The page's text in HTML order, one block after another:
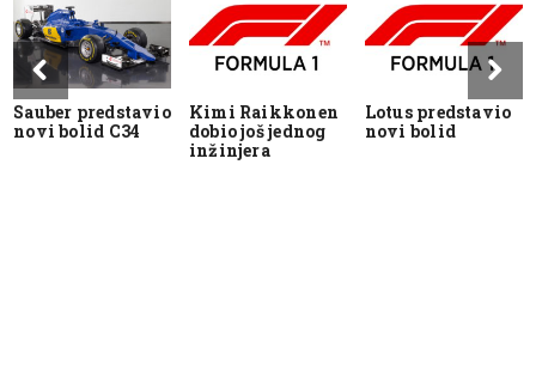
Sauber predstavio
novi bolid C34
Kimi Raikkonen
dobio još jednog
inžinjera
Lotus predstavio
novi bolid